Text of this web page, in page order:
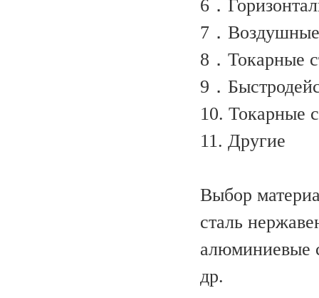
6．
7．
8．Токарные
9．
10. Токарные
11. Другие
Выбор
сталь
алюминиевые
др.